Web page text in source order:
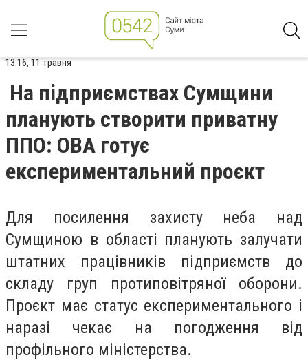
13:16, 11 травня
На підприємствах Сумщини
планують створити приватну
ППО: ОВА готує
експериментальний проєкт
Для посилення захисту неба над
Сумщиною в області планують залучати
штатних працівників підприємств до
складу груп протиповітряної оборони.
Проєкт має статус експериментального і
наразі чекає на погодження від
профільного міністерства.